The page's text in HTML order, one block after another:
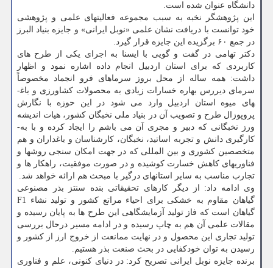
دانشگاه عنوان شده است.
این پژوهشگر نخبه به سبب مجموعه فعالیتهای علمی و پژوهشی
خود توانست با دریافت نشان علمی «نوبل ایرانی» و جایزه بنیاد البرز
در جمع ۶۰ برگزیده این جایزه قرار گیرد.
دکتر تهامی در گفت و گویی با ایسنا به اجرای یکی از طرح های
کاربردی که برای استان اردبیل انجام داده اشاره نمود و اظهار
داشت: همه ساله از محل بروز سرماهای فرو انجماد مخصوصاً
سرمای دیررس بهاره خسارات زیادی به محصولات کشاورزی و باغ­
های میوه استان اردبیل وارد می­ شود در این حوزه با نگارش
پروپوزال طرح و تصویب آن در بنیاد ملی نخبگان کشور، هیات اندیشه
­ورز نخبگانی که دبیر و مجری آن می باشم را ایجاد کرده و با به­
کارگیری دانش و تجربه اساتید، نخبگان، کارشناسان و باغداران و هم
متخصصین کشوری و بین ‏المللی که در جهت امکان­ سنجی روش­ها و
فناوری­های کاهش خسارت کوشیده و در صورت موفقیت، راهکار ها و
تجارب مناسب به سایر استان­های درگیر با مبحث هم ارائه خواهد شد.
وی ادامه داد: از دیگر کارهای تحقیقاتی بنده سنتز بذر مصنوعی
گیاهان مقاوم به خشکی برای احیاء مراتع کشور و تولید نشاء F1
گیاهان است که فاز تولید آزمایشگاهی این طرح ها به پایان رسیده و
مقالات علمی آن هم به چاپ رسیده و در ادامه مسیر درحال بررسی
تولید تجاری این محصول و در نهایت ممانعت از خروج ارز از کشور و
رسیدن به توان خودکفایی در بحث صنعت بذر هستیم.
برنده جایزه نوبل ایرانی تصریح کرد: در دنیای کنونی، علم و فناوری